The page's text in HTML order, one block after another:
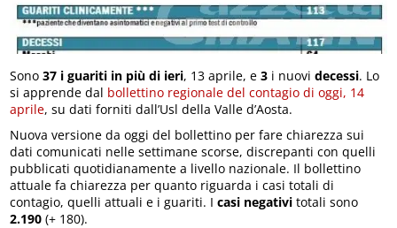
Sono37 i guariti in più di ieri, 13 aprile, e3 i nuovidecessi. Lo
si apprende dal bollettino regionale del contagio di oggi, 14
aprile, su dati forniti dall’Usl della Valle d’Aosta.
Nuova versione da oggi del bollettino per fare chiarezza sui
dati comunicati nelle settimane scorse, discrepanti con quelli
pubblicati quotidianamente a livello nazionale. Il bollettino
attuale fa chiarezza per quanto riguarda i casi totali di
contagio, quelli attuali e i guariti. Icasi negativi totali sono
2.190 (+ 180).